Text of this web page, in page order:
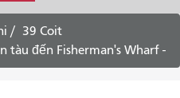
đi
du
lịch
như
39 Coit
tàu đến Fisherman's Wharf -